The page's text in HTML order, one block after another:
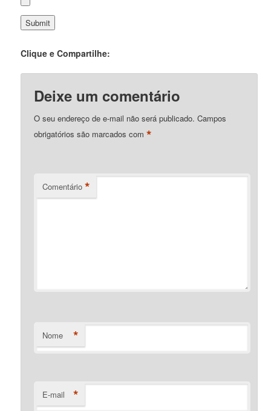
Clique e Compartilhe:
Deixe um comentário
O seu endereço de e-mail não será publicado. Campos
obrigatórios são marcados com*
Comentário *
Nome *
E-mail *